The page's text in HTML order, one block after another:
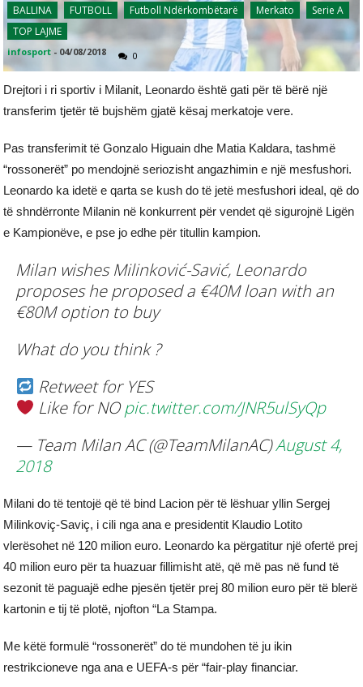
BALLINA FUTBOLL Futboll Ndërkombëtarë Merkato
Serie A
TOP LAJME
infosport - 04/08/2018 0
Drejtori i ri sportiv i Milanit, Leonardo është gati për të bërë një
transferim tjetër të bujshëm gjatë kësaj merkatoje vere.
Pas transferimit të Gonzalo Higuain dhe Matia Kaldara, tashmë
“rossonerët” po mendojnë seriozisht angazhimin e një mesfushori.
Leonardo ka idetë e qarta se kush do të jetë mesfushori ideal, që do
të shndërronte Milanin në konkurrent për vendet që sigurojnë Ligën
e Kampionëve, e pse jo edhe për titullin kampion.
Milan wishes Milinković-Savić, Leonardo
proposes he proposed a €40M loan with an
€80M option to buy
What do you think ?
Retweet for YES
Like for NOpic.twitter.com/JNR5ulSyQp
— Team Milan AC (@TeamMilanAC)August 4,
2018
Milani do të tentojë që të bind Lacion për të lëshuar yllin Sergej
Milinkoviç-Saviç, i cili nga ana e presidentit Klaudio Lotito
vlerësohet në 120 milion euro. Leonardo ka përgatitur një ofertë prej
40 milion euro për ta huazuar fillimisht atë, që më pas në fund të
sezonit të paguajë edhe pjesën tjetër prej 80 milion euro për të blerë
kartonin e tij të plotë, njofton “La Stampa.
Me këtë formulë “rossonerët” do të mundohen të ju ikin
restrikcioneve nga ana e UEFA-s për “fair-play financiar.